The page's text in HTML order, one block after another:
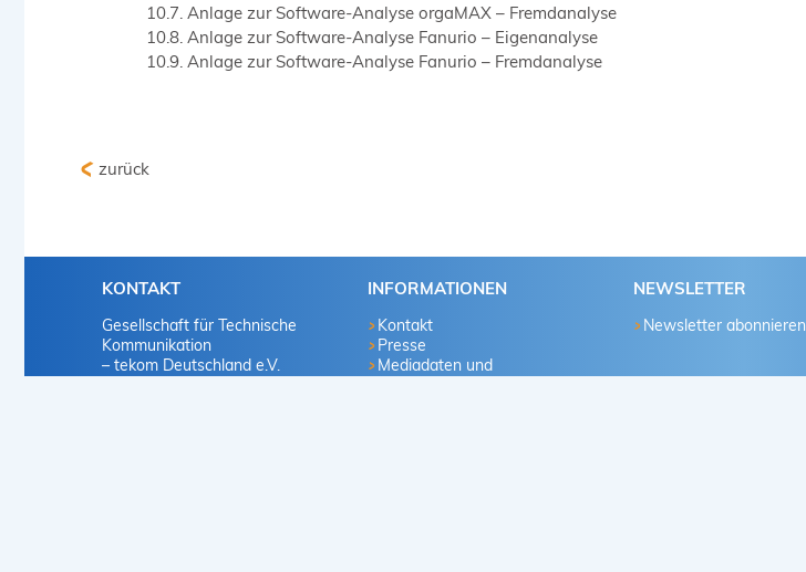
Anlage zur Software-Analyse orgaMAX – Fremdanalyse
Anlage zur Software-Analyse Fanurio – Eigenanalyse
Anlage zur Software-Analyse Fanurio – Fremdanalyse
zurück
KONTAKT
Gesellschaft für Technische
Kommunikation
– tekom Deutschland e.V.
INFORMATIONEN
Kontakt
Presse
Mediadaten und
NEWSLETTER
Newsletter abonnieren